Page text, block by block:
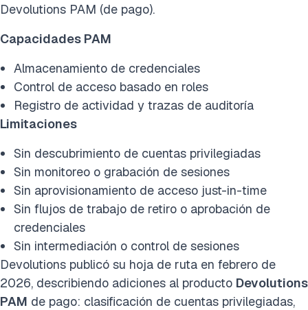
Devolutions PAM (de pago).
Capacidades PAM
Almacenamiento de credenciales
Control de acceso basado en roles
Registro de actividad y trazas de auditoría
Limitaciones
Sin descubrimiento de cuentas privilegiadas
Sin monitoreo o grabación de sesiones
Sin aprovisionamiento de acceso just-in-time
Sin flujos de trabajo de retiro o aprobación de
credenciales
Sin intermediación o control de sesiones
Devolutions publicó su hoja de ruta en febrero de
2026, describiendo adiciones al producto Devolutions
PAM de pago: clasificación de cuentas privilegiadas,